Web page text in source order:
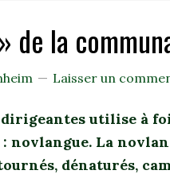
de la
Laisser un
utilise à
novlangue. La
dénaturés,